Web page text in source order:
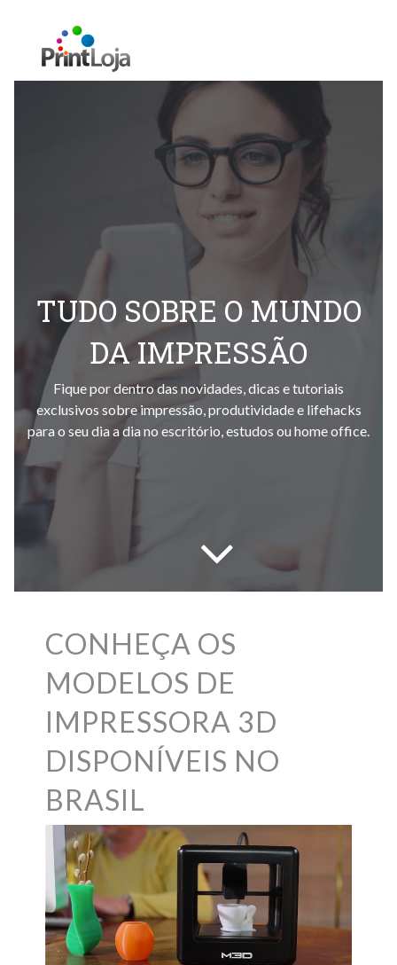
TUDO SOBRE O MUNDO
DA IMPRESSÃO
Fique por dentro das novidades, dicas e tutoriais
exclusivos sobre impressão, produtividade e lifehacks
para o seu dia a dia no escritório, estudos ou home office.
CONHEÇA OS
MODELOS DE
IMPRESSORA 3D
DISPONÍVEIS NO
BRASIL